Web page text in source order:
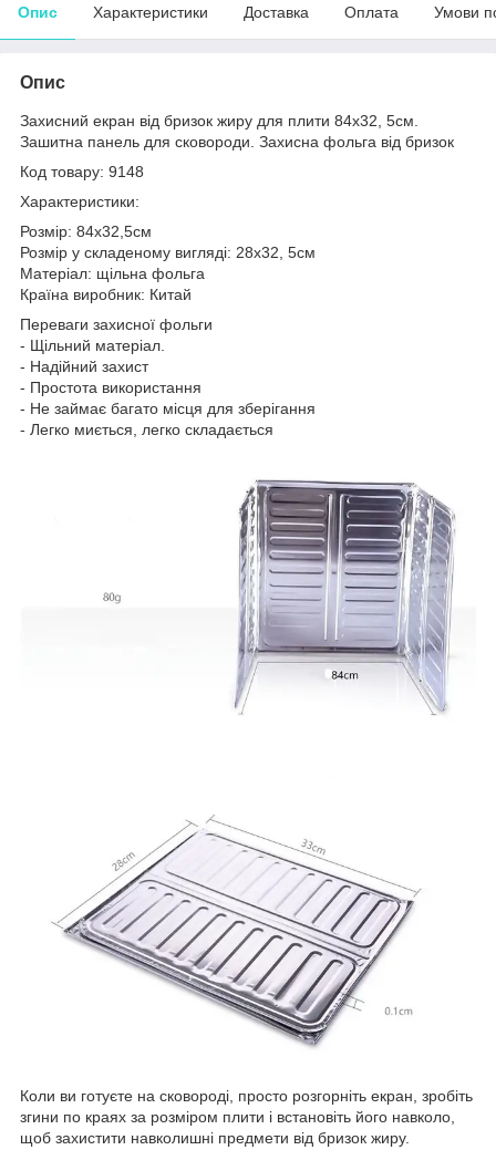
Опис Характеристики Доставка Оплата Умови
Опис
Захисний екран від бризок жиру для плити 84х32, 5см.
Зашитна панель для сковороди. Захисна фольга від бризок
Код товару: 9148
Характеристики:
Розмір: 84х32,5см
Розмір у складеному вигляді: 28х32, 5см
Матеріал: щільна фольга
Країна виробник: Китай
Переваги захисної фольги
- Щільний матеріал.
- Надійний захист
- Простота використання
- Не займає багато місця для зберігання
- Легко миється, легко складається
Коли ви готуєте на сковороді, просто розгорніть екран, зробіть
згини по краях за розміром плити і встановіть його навколо,
щоб захистити навколишні предмети від бризок жиру.